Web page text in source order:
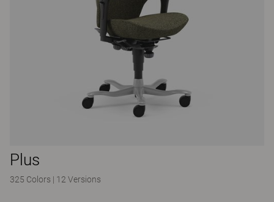
Plus
325 Colors | 12 Versions